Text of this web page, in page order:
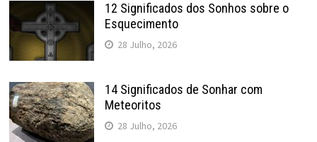
12 Significados dos Sonhos sobre o
Esquecimento
28 Julho, 2026
14 Significados de Sonhar com
Meteoritos
28 Julho, 2026